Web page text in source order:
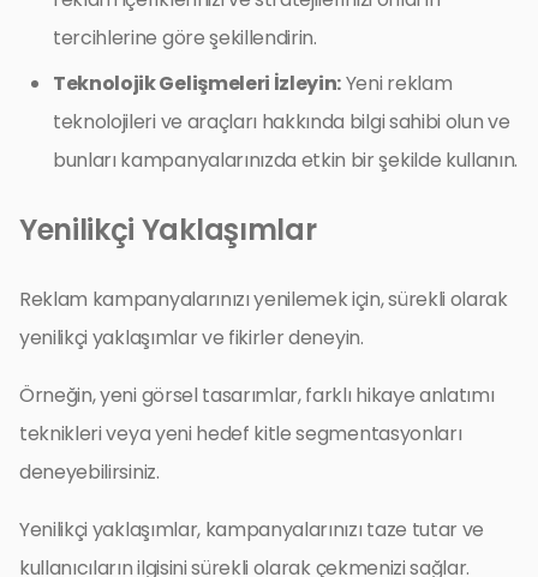
tercihlerine göre şekillendirin.
Teknolojik Gelişmeleri İzleyin:Yeni reklam
teknolojileri ve araçları hakkında bilgi sahibi olun ve
bunları kampanyalarınızda etkin bir şekilde kullanın.
Yenilikçi Yaklaşımlar
Reklam kampanyalarınızı yenilemek için, sürekli olarak
yenilikçi yaklaşımlar ve fikirler deneyin.
Örneğin, yeni görsel tasarımlar, farklı hikaye anlatımı
teknikleri veya yeni hedef kitle segmentasyonları
deneyebilirsiniz.
Yenilikçi yaklaşımlar, kampanyalarınızı taze tutar ve
kullanıcıların ilgisini sürekli olarak çekmenizi sağlar.